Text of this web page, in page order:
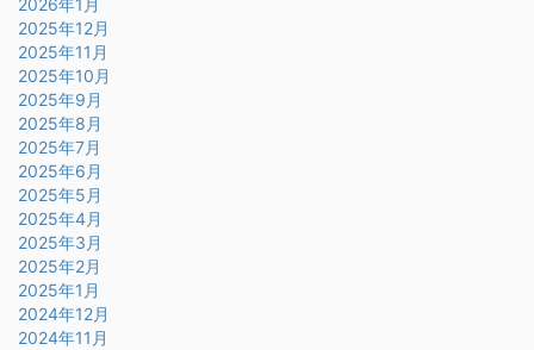
2026年1月
2025年12月
2025年11月
2025年10月
2025年9月
2025年8月
2025年7月
2025年6月
2025年5月
2025年4月
2025年3月
2025年2月
2025年1月
2024年12月
2024年11月